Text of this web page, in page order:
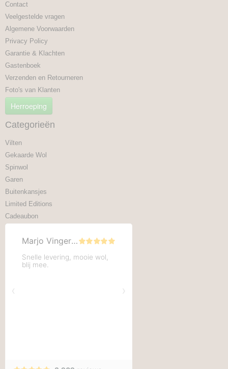
Contact
Veelgestelde vragen
Algemene Voorwaarden
Privacy Policy
Garantie & Klachten
Gastenboek
Verzenden en Retourneren
Foto's van Klanten
Herroeping
Categorieën
Vilten
Gekaarde Wol
Spinwol
Garen
Buitenkansjes
Limited Editions
Cadeaubon